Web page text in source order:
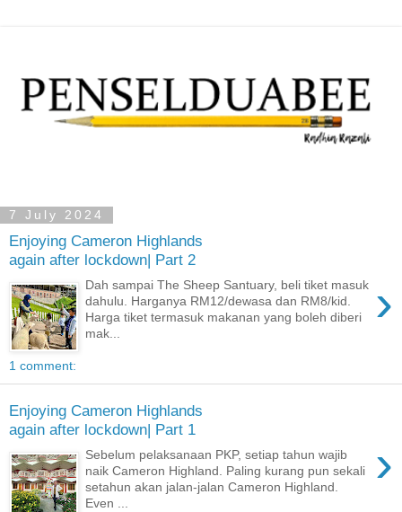
7 July 2024
Enjoying Cameron Highlands
again after lockdown| Part 2
›
Dah sampai The Sheep Santuary, beli tiket masuk
dahulu. Harganya RM12/dewasa dan RM8/kid.
Harga tiket termasuk makanan yang boleh diberi
mak...
1 comment:
Enjoying Cameron Highlands
again after lockdown| Part 1
›
Sebelum pelaksanaan PKP, setiap tahun wajib
naik Cameron Highland. Paling kurang pun sekali
setahun akan jalan-jalan Cameron Highland.
Even ...